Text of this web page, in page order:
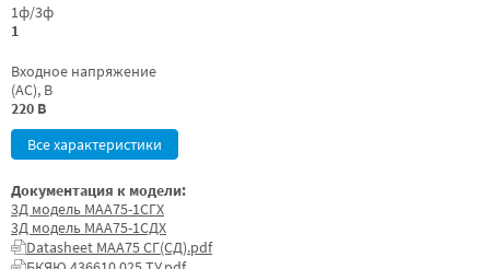
1ф/3ф
1
Входное напряжение
(AC), В
220 В
Все характеристики
Документация к модели:
3Д модель МАА75-1СГХ
3Д модель МАА75-1СДХ
Datasheet МАА75 СГ(СД).pdf